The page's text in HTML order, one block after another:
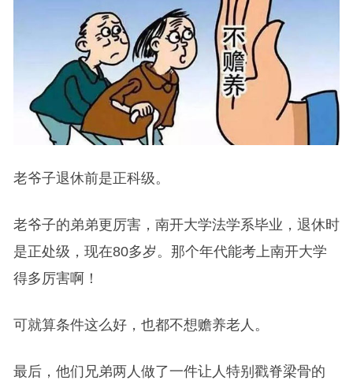
老爷子退休前是正科级。
老爷子的弟弟更厉害，南开大学法学系毕业，退休时
是正处级，现在80多岁。那个年代能考上南开大学
得多厉害啊！
可就算条件这么好，也都不想赡养老人。
最后，他们兄弟两人做了一件让人特别戳脊梁骨的